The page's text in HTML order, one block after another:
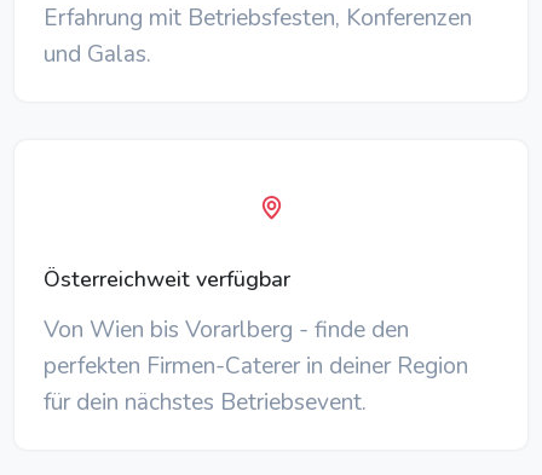
Erfahrung mit Betriebsfesten, Konferenzen
und Galas.
Österreichweit verfügbar
Von Wien bis Vorarlberg - finde den
perfekten Firmen-Caterer in deiner Region
für dein nächstes Betriebsevent.